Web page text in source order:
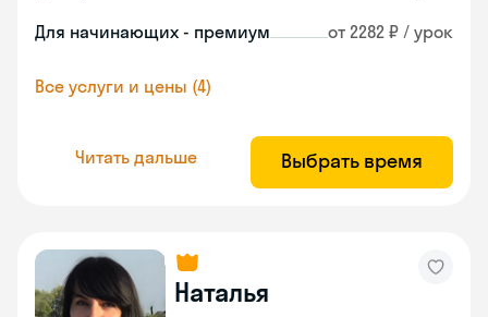
Для начинающих - премиум от 2282 ₽ / урок
Все услуги и цены (4)
Читать дальше Выбрать время
Наталья